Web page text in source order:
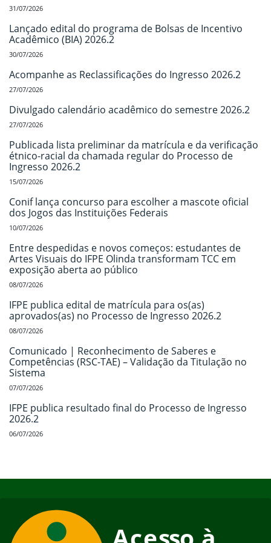
31/07/2026
Lançado edital do programa de Bolsas de Incentivo
Acadêmico (BIA) 2026.2
30/07/2026
Acompanhe as Reclassificações do Ingresso 2026.2
27/07/2026
Divulgado calendário acadêmico do semestre 2026.2
27/07/2026
Publicada lista preliminar da matrícula e da verificação
étnico-racial da chamada regular do Processo de
Ingresso 2026.2
15/07/2026
Conif lança concurso para escolher a mascote oficial
dos Jogos das Instituições Federais
10/07/2026
Entre despedidas e novos começos: estudantes de
Artes Visuais do IFPE Olinda transformam TCC em
exposição aberta ao público
08/07/2026
IFPE publica edital de matrícula para os(as)
aprovados(as) no Processo de Ingresso 2026.2
08/07/2026
Comunicado | Reconhecimento de Saberes e
Competências (RSC-TAE) – Validação da Titulação no
Sistema
07/07/2026
IFPE publica resultado final do Processo de Ingresso
2026.2
06/07/2026